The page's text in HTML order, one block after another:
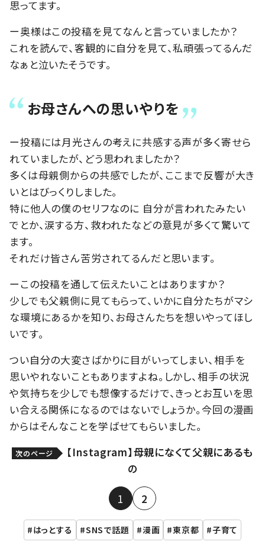
思ってます。
ー奥様はこの投稿を見てなんと言っていましたか？
これを読んで、客観的に自分を見て、私頑張ってるんだ
なぁと泣いたそうです。
お母さんへの思いやりを
ー投稿には月光さんの考えに共感する声が多く寄せら
れていましたが、どう思われましたか？
多くは母親側からの共感でしたが、ここまで反響が大き
いとはびっくりしました。
特に他人の僕のセリフなのに 自分が言われたみたい
でとか、涙する方、救われたなどの意見が多くて驚いて
ます。
それだけ皆さん苦労されてるんだと思います。
ーこの投稿を通して伝えたいことはありますか？
少しでも父親側に見てもらって、いかに自分たちがマシ
な環境にあるかを知り、お母さんたちを想いやってほし
いです。
つい自分の大変さばかりに目がいってしまい、相手を
思いやれないこともありますよね。しかし、相手の状況
や気持ちを少しでも想像するだけで、きっとお互いを思
い合える関係になるのではないでしょうか。今回の漫画
からはそんなことを学ばせてもらいました。
次のページ
【Instagram】母親になくて父親にあるも
の
1 2
はっとする SNSで話題 漫画 東京都 子育て